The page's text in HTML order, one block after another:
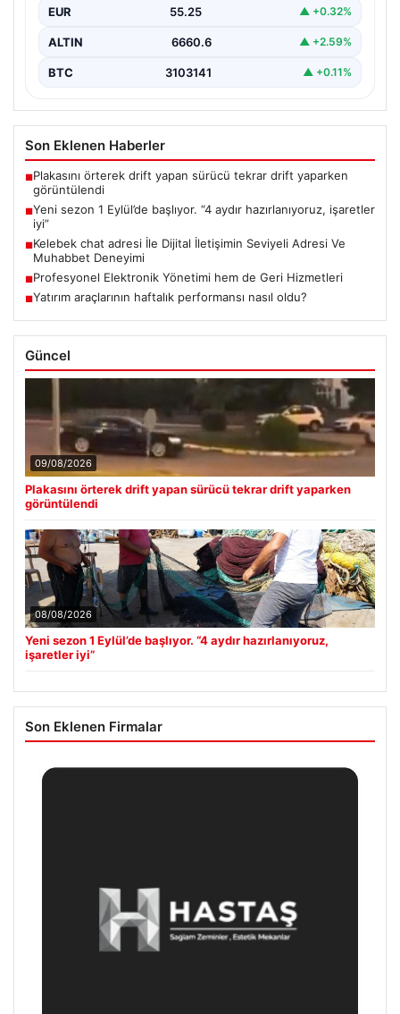
EUR 55.25 ▲ +0.32%
ALTIN 6660.6 ▲ +2.59%
BTC 3103141 ▲ +0.11%
Son Eklenen Haberler
■Plakasını örterek drift yapan sürücü tekrar drift yaparken
görüntülendi
■Yeni sezon 1 Eylül’de başlıyor. “4 aydır hazırlanıyoruz, işaretler
iyi”
■Kelebek chat adresi İle Dijital İletişimin Seviyeli Adresi Ve
Muhabbet Deneyimi
■Profesyonel Elektronik Yönetimi hem de Geri Hizmetleri
■Yatırım araçlarının haftalık performansı nasıl oldu?
Güncel
09/08/2026
Plakasını örterek drift yapan sürücü tekrar drift yaparken
görüntülendi
08/08/2026
Yeni sezon 1 Eylül’de başlıyor. “4 aydır hazırlanıyoruz,
işaretler iyi”
Son Eklenen Firmalar